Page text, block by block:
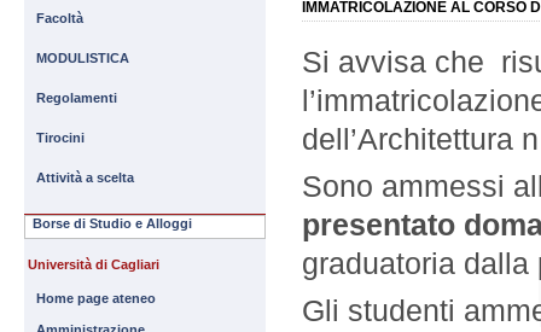
IMMATRICOLAZIONE AL CORSO
Si avvisa che
dell’Architettura
Sono ammessi
presentato
graduatoria
Gli studenti
Facoltà
MODULISTICA
Regolamenti
Tirocini
Attività a scelta
Borse di Studio e Alloggi
Università di Cagliari
Home page ateneo